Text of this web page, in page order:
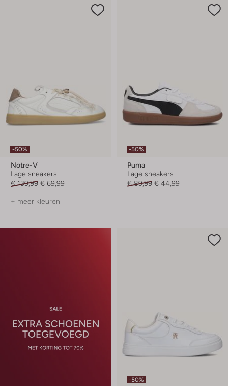
-50%
Notre-V
Lage sneakers
€ 139,99 € 69,99
+ meer kleuren
-50%
Puma
Lage sneakers
€ 89,99 € 44,99
-50%